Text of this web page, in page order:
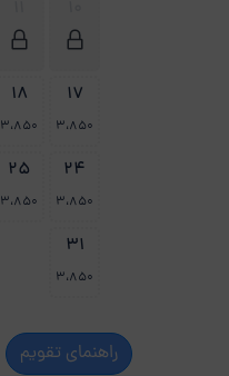
17
3،850
18
3،850
24
3،850
25
3،850
31
3،850
راهنمای تقویم